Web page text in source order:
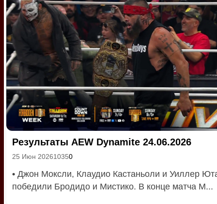
Результаты AEW Dynamite 24.06.2026
25 Июн 202610350
• Джон Моксли, Клаудио Кастаньоли и Уиллер
победили Бродидо и Мистико. В конце матча М...